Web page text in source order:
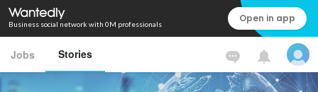
Business social network with 0M professionals Open in app
Jobs Stories